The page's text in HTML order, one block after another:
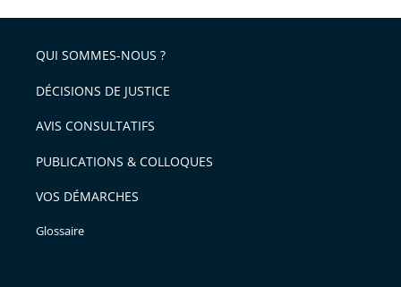
QUI SOMMES-NOUS ?
DÉCISIONS DE JUSTICE
AVIS CONSULTATIFS
PUBLICATIONS & COLLOQUES
VOS DÉMARCHES
Glossaire